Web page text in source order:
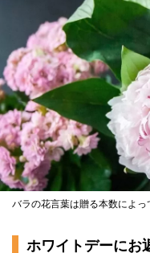
バラの花言葉は贈る本数によっ
ホワイトデーにお